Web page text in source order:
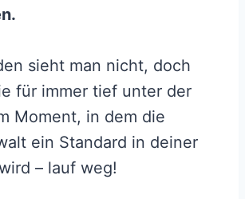
sieht man nicht, doch
für immer tief unter der
Moment, in dem die
ein Standard in deiner
– lauf weg!